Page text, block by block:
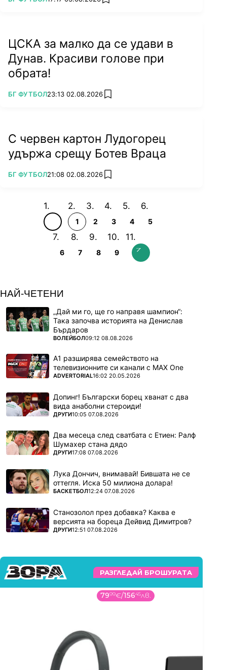
add favorites
ЦСКА за малко да се удави в
Дунав. Красиви голове при
обрата!
ПОВЕЧЕ ОТ
БГ ФУТБОЛ23:13 02.08.2026 add favorites
С червен картон Лудогорец
удържа срещу Ботев Враца
ПОВЕЧЕ ОТ
БГ ФУТБОЛ21:08 02.08.2026 add favorites
1 2 3 4 5
6 7 8 9
НАЙ-ЧЕТЕНИ
„Дай ми го, ще го направя шампион“:
Така започва историята на Денислав
Бърдаров
ПОВЕЧЕ ОТ
ВОЛЕЙБОЛ09:12 08.08.2026
А1 разширява семейството на
телевизионните си канали с MAX One
ПОВЕЧЕ ОТ
ADVERTORIAL16:02 20.05.2026
Допинг! Български борец хванат с два
вида анаболни стероиди!
ПОВЕЧЕ ОТ
ДРУГИ10:05 07.08.2026
Два месеца след сватбата с Етиен: Ралф
Шумахер стана дядо
ПОВЕЧЕ ОТ
ДРУГИ17:08 07.08.2026
Лука Дончич, внимавай! Бившата не се
оттегля. Иска 50 милиона долара!
ПОВЕЧЕ ОТ
БАСКЕТБОЛ12:24 07.08.2026
Станозолол през добавка? Каква е
версията на бореца Дейвид Димитров?
ПОВЕЧЕ ОТ
ДРУГИ12:51 07.08.2026
РАЗГЛЕДАЙ БРОШУРАТА
7999€/15645лв.